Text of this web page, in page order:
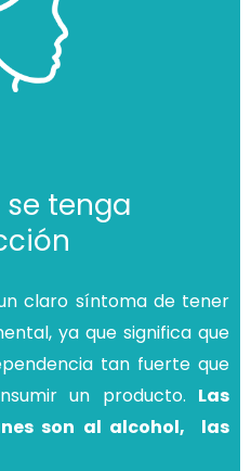
tenga
claro síntoma de tener
ya que significa que
tan fuerte que
un producto. Las
son al alcohol, las